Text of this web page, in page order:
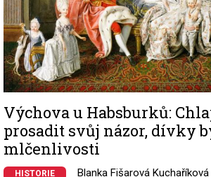
Výchova u Habsburků:
prosadit svůj názor, dívky
mlčenlivosti
HISTORIE Blanka Fišarová Kuchaříková